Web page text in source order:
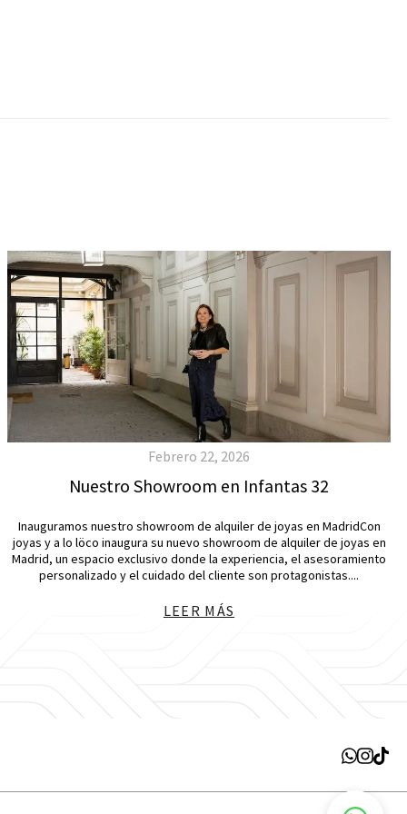
Febrero 22, 2026
Nuestro Showroom en Infantas 32
Inauguramos nuestro showroom de alquiler de joyas en MadridCon
joyas y a lo löco inaugura su nuevo showroom de alquiler de joyas en
Madrid, un espacio exclusivo donde la experiencia, el asesoramiento
personalizado y el cuidado del cliente son protagonistas....
LEER MÁS